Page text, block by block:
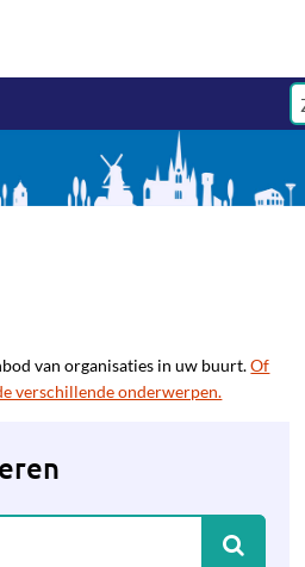
van organisaties in uw buurt.Of
verschillende onderwerpen.